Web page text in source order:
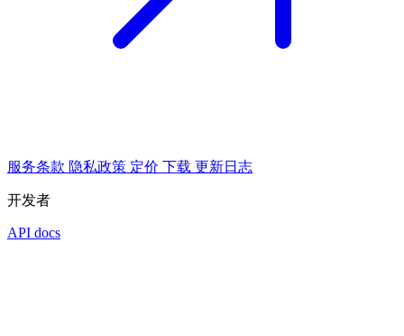
服务条款 隐私政策 定价 下载 更新日志
开发者
API docs